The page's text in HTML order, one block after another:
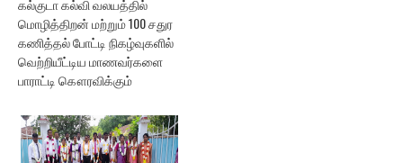
கல்குடா கல்வி வலயத்தில்
மொழித்திறன் மற்றும் 100 சதுர
கணித்தல் போட்டி நிகழ்வுகளில்
வெற்றியீட்டிய மாணவர்களை
பாராட்டி கௌரவிக்கும்